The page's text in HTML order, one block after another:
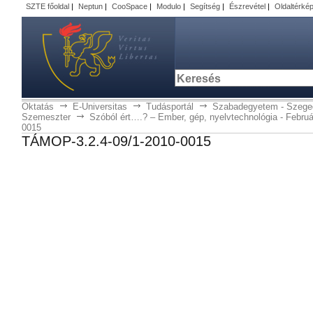
SZTE főoldal| Neptun| CooSpace| Modulo| Segítség| Észrevétel| Oldaltérkép
Oktatás E-Universitas Tudásportál
Szabadegyetem -
Szemeszter
Szóból ért….? – Ember, gép, nyelvtechnológia -
0015
TÁMOP-3.2.4-09/1-2010-0015